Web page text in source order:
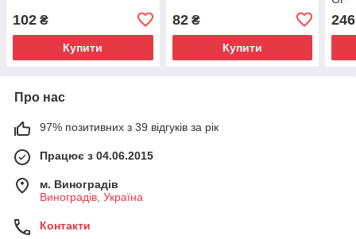
102 ₴
Купити
82₴
Купити
246
Про нас
97% позитивних з 39 відгуків за рік
Працює з 04.06.2015
м. Виноградів
Виноградів, Україна
Контакти